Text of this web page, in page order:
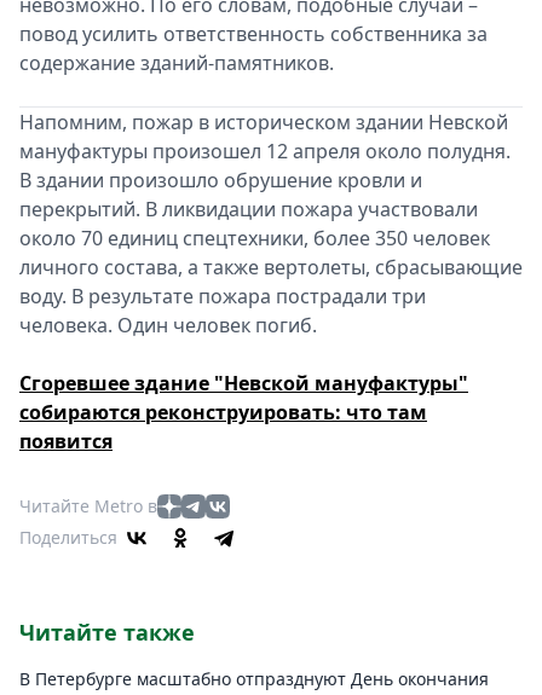
повод усилить ответственность собственника за
содержание зданий-памятников.
Напомним, пожар в историческом здании Невской
мануфактуры произошел 12 апреля около полудня.
В здании произошло обрушение кровли и
перекрытий. В ликвидации пожара участвовали
около 70 единиц спецтехники, более 350 человек
личного состава, а также вертолеты, сбрасывающие
воду. В результате пожара пострадали три
человека. Один человек погиб.
Сгоревшее здание "Невской мануфактуры"
собираются реконструировать: что там
появится
Читайте Metro в
Поделиться
Читайте также
В Петербурге масштабно отпразднуют День окончания